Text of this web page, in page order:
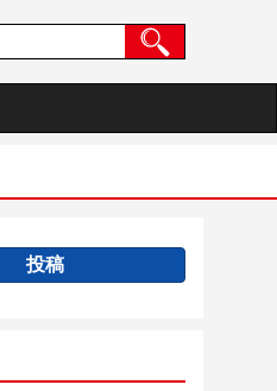
投稿